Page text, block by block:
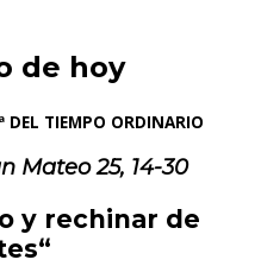
de hoy
DEL TIEMPO ORDINARIO
Mateo 25, 14-30
y rechinar de
“